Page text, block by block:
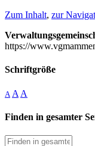
Zum Inhalt, zur
https://
Schriftgröße
A A A
Finden in gesamter